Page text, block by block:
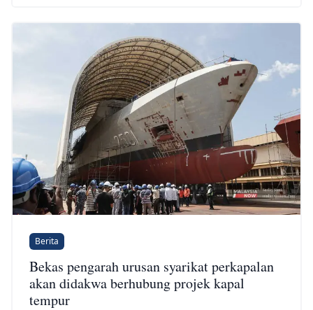
Berita
Bekas pengarah urusan syarikat perkapalan
akan didakwa berhubung projek kapal
tempur